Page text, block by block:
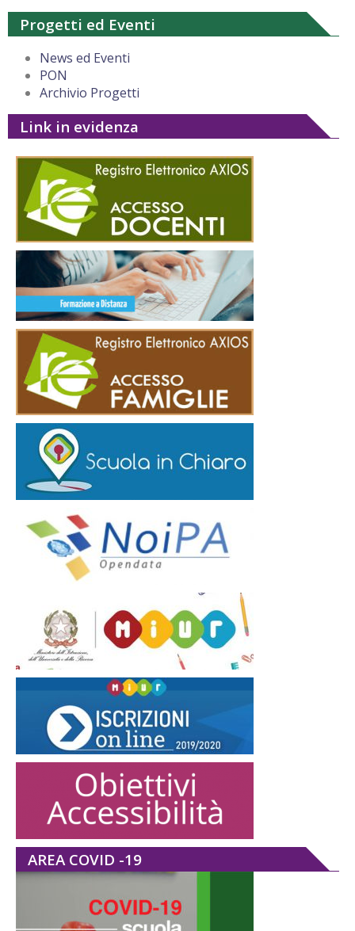
Progetti ed Eventi
News ed Eventi
PON
Archivio Progetti
Link in evidenza
AREA COVID -19